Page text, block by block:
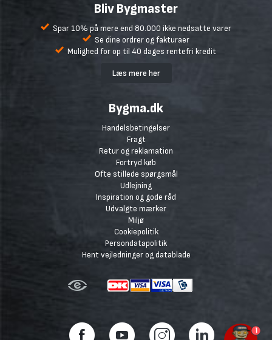
Bliv Bygmaster
Spar 10% på mere end 80.000 ikke nedsatte varer
Se dine ordrer og fakturaer
Mulighed for op til 40 dages rentefri kredit
Læs mere her
Bygma.dk
Handelsbetingelser
Fragt
Retur og reklamation
Fortryd køb
Ofte stillede spørgsmål
Udlejning
Inspiration og gode råd
Udvalgte mærker
Miljø
Cookiepolitik
Persondatapolitik
Hent vejledninger og datablade
1